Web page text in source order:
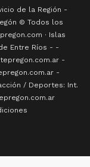
de la Región -
© Todos los
· Islas
Entre Ríos - -
-
-
/ Deportes: Int.